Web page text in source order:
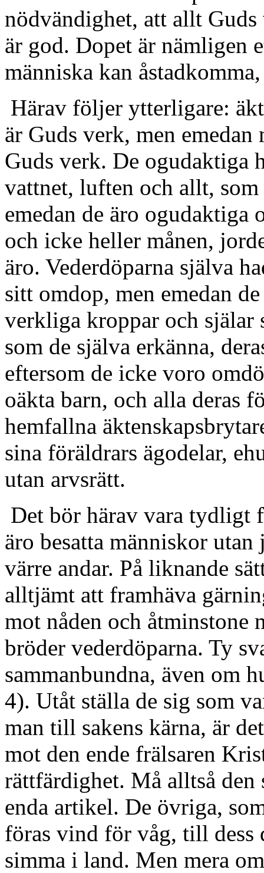
nödvändighet, att allt
är god. Dopet är nämligen
människa kan
Härav följer ytterligare:
är Guds verk, men
Guds verk. De ogudaktiga
vattnet, luften och allt,
emedan de äro ogudaktiga
och icke heller månen,
äro. Vederdöparna själva
sitt omdop, men emedan
verkliga kroppar och själar
som de själva erkänna,
eftersom de icke voro
oäkta barn, och alla deras
hemfallna
sina föräldrars ägodelar,
utan arvsrätt.
Det bör härav vara tydligt
äro besatta människor utan
värre andar. På liknande
alltjämt att framhäva
mot nåden och åtminstone
bröder vederdöparna. Ty
sammanbundna, även om
4). Utåt ställa de sig som
man till sakens kärna, är
mot den ende frälsaren
rättfärdighet. Må alltså
enda artikel. De övriga,
föras vind för våg, till dess
simma i land. Men mera